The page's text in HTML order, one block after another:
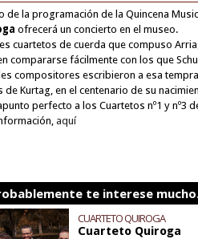
de la programación de la Quincena
ofrecerá un concierto en el museo.
cuartetos de cuerda que compuso
compararse fácilmente con los que
compositores escribieron a esa
de Kurtag, en el centenario de su
perfecto a los Cuartetos nº1 y nº3
aquí
te interese
CUARTETO QUIROGA
Cuarteto Quiroga